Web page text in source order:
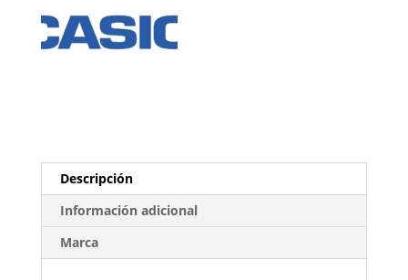
Descripción
Información adicional
Marca